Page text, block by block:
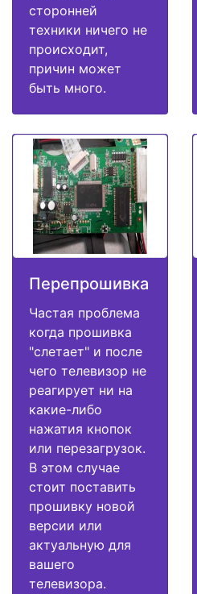
сторонней
техники ничего не
происходит,
причин может
быть много.
Перепрошивка
Частая проблема
когда прошивка
"слетает" и после
чего телевизор не
реагирует ни на
какие-либо
нажатия кнопок
или перезагрузок.
В этом случае
стоит поставить
прошивку новой
версии или
актуальную для
вашего
телевизора.